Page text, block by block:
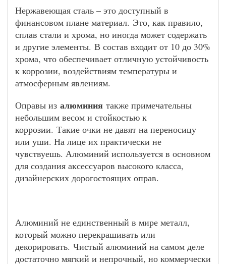
Нержавеющая сталь – это доступный в
финансовом плане материал. Это, как правило,
сплав стали и хрома, но иногда может содержать
и другие элементы. В состав входит от 10 до 30%
хрома, что обеспечивает отличную устойчивость
к коррозии, воздействиям температуры и
атмосферным явлениям.
Оправы из алюминия также примечательны
небольшим весом и стойкостью к
коррозии. Такие очки не давят на переносицу
или уши. На лице их практически не
чувствуешь. Алюминий используется в основном
для создания аксессуаров высокого класса,
дизайнерских дорогостоящих оправ.
Алюминий не единственный в мире металл,
который можно перекрашивать или
декорировать. Чистый алюминий на самом деле
достаточно мягкий и непрочный, но коммерчески